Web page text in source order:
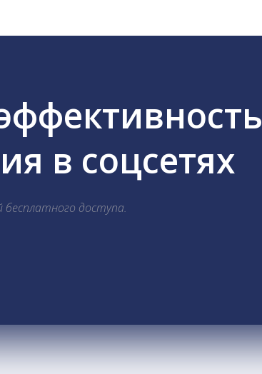
в соцсетях
бесплатного доступа.